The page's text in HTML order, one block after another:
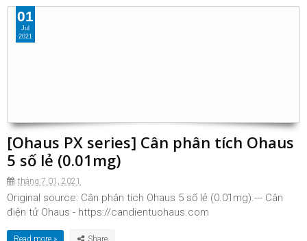
[Ohaus PX series] Cân phân tích Ohaus
5 số lẻ (0.01mg)
tháng 7 01, 2021
Original source: Cân phân tích Ohaus 5 số lẻ (0.01mg).--- Cân
điện tử Ohaus - https://candientuohaus.com
Read more »
01
Jul
2021